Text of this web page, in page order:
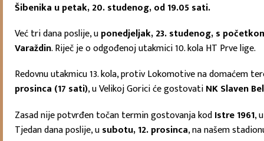
Šibenika u petak, 20. studenog, od 19.05 sati.
Već tri dana poslije, uponedjeljak, 23. studenog, s
Varaždin. Riječ je o odgođenoj utakmici 10. kola HT Prve lige.
Redovnu utakmicu 13. kola, protiv Lokomotive na domaćem
prosinca (17 sati), u Velikoj Gorici će gostovatiNK Slaven
Zasad nije potvrđen točan termin gostovanja kodIstre 1961,
Tjedan dana poslije, usubotu, 12. prosinca, na našem